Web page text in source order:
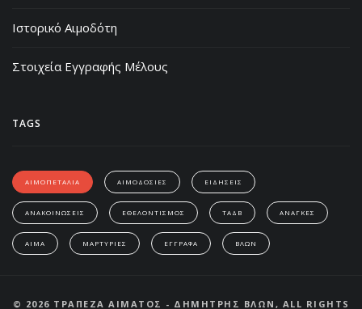
Ιστορικό Αιμοδότη
Στοιχεία Εγγραφής Μέλους
TAGS
ΑΙΜΟΠΕΤΑΛΙΑ ΑΙΜΟΔΟΣΙΕΣ ΕΙΔΗΣΕΙΣ
ΑΝΑΚΟΙΝΩΣΕΙΣ ΕΘΕΛΟΝΤΙΣΜΟΣ ΤΑΔΒ ΑΝΑΓΚΕΣ
ΑΙΜΑ ΜΑΡΤΥΡΙΕΣ ΕΓΓΡΑΦΑ ΒΛΩΝ
© 2026 ΤΡΑΠΕΖΑ ΑΙΜΑΤΟΣ - ΔΗΜΗΤΡΗΣ ΒΛΩΝ, ALL RIGHTS